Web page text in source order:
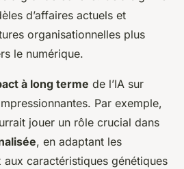
d’affaires actuels et
organisationnelles plus
le numérique.
à long terme de l’IA sur
Par exemple,
jouer un rôle crucial dans
, en adaptant les
caractéristiques génétiques